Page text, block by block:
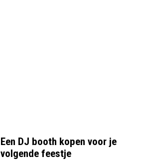
Een DJ booth kopen voor je
volgende feestje